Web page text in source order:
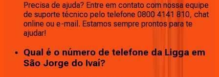
Precisa de ajuda? Entre em contato com nossa equipe
de suporte técnico pelo telefone 0800 4141 810, chat
online ou e-mail. Estamos sempre prontos para te
ajudar!
Qual é o número de telefone da Ligga em
São Jorge do Ivaí?